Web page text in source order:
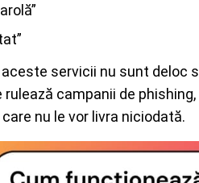
servicii nu sunt deloc
rulează campanii de
nu le vor livra niciodată.